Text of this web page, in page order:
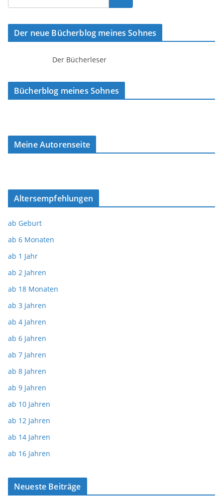
Der neue Bücherblog meines Sohnes
Der Bücherleser
Bücherblog meines Sohnes
Meine Autorenseite
Altersempfehlungen
ab Geburt
ab 6 Monaten
ab 1 Jahr
ab 2 Jahren
ab 18 Monaten
ab 3 Jahren
ab 4 Jahren
ab 6 Jahren
ab 7 Jahren
ab 8 Jahren
ab 9 Jahren
ab 10 Jahren
ab 12 Jahren
ab 14 Jahren
ab 16 Jahren
Neueste Beiträge